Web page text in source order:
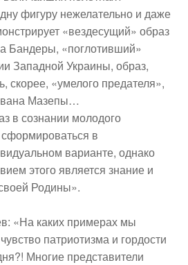
фигуру нежелательно и даже
«вездесущий» образ
Бандеры, «поглотивший»
Западной Украины, образ,
скорее, «умелого предателя»,
Мазепы…
в сознании молодого
в
варианте, однако
этого является знание и
Родины».
: «На каких примерах мы
патриотизма и гордости
Многие представители